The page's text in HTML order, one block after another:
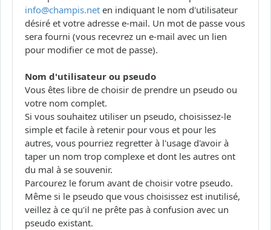
info@champis.net en indiquant le nom d'utilisateur
désiré et votre adresse e-mail. Un mot de passe vous
sera fourni (vous recevrez un e-mail avec un lien
pour modifier ce mot de passe).
Nom d'utilisateur ou pseudo
Vous êtes libre de choisir de prendre un pseudo ou
votre nom complet.
Si vous souhaitez utiliser un pseudo, choisissez-le
simple et facile à retenir pour vous et pour les
autres, vous pourriez regretter à l'usage d'avoir à
taper un nom trop complexe et dont les autres ont
du mal à se souvenir.
Parcourez le forum avant de choisir votre pseudo.
Même si le pseudo que vous choisissez est inutilisé,
veillez à ce qu'il ne prête pas à confusion avec un
pseudo existant.